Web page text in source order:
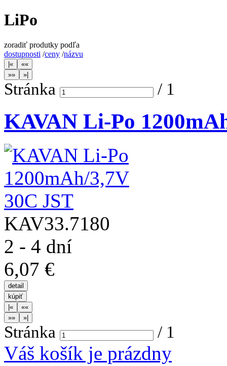
LiPo
zoradiť produtky podľa
dostupnosti /ceny /názvu
Stránka / 1
KAVAN Li-Po
KAV33.7180
2 - 4 dní
6,07 €
Stránka / 1
Váš košík je prázdny